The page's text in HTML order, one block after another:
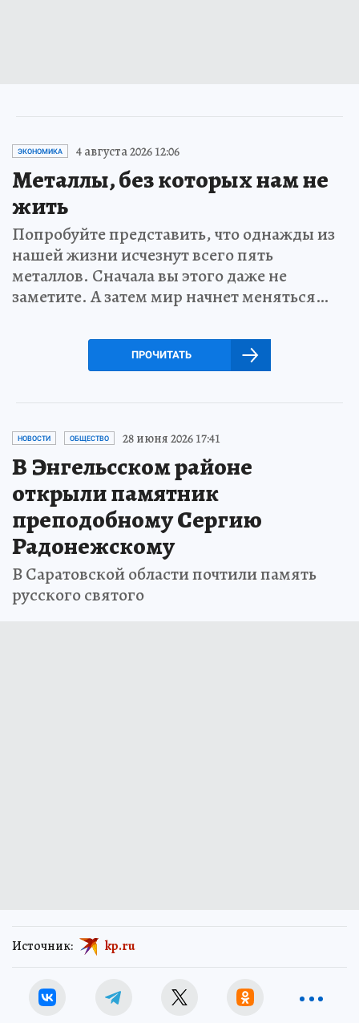
ЭКОНОМИКА 4 августа 2026 12:06
Металлы, без которых нам не
жить
Попробуйте представить, что однажды из
нашей жизни исчезнут всего пять
металлов. Сначала вы этого даже не
заметите. А затем мир начнет меняться…
ПРОЧИТАТЬ
НОВОСТИ ОБЩЕСТВО 28 июня 2026 17:41
В Энгельсском районе
открыли памятник
преподобному Сергию
Радонежскому
В Саратовской области почтили память
русского святого
Источник: kp.ru